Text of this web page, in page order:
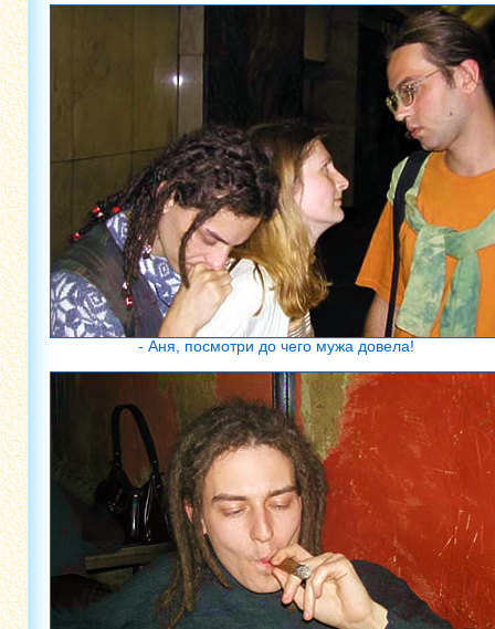
- Аня, посмотри до чего мужа довела!